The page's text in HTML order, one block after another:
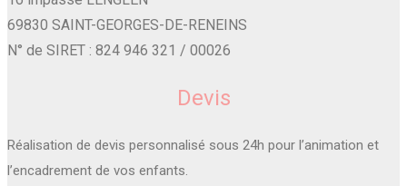
69830 SAINT-GEORGES-DE-RENEINS
N° de SIRET : 824 946 321 / 00026
Devis
Réalisation de devis personnalisé sous 24h pour l’animation et
l’encadrement de vos enfants.